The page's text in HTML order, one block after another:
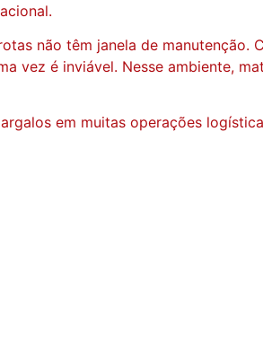
não têm janela de manutenção.
vez é inviável. Nesse ambiente,
em muitas operações